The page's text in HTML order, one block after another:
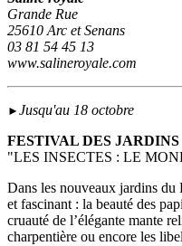
Grande Rue
25610 Arc et Senans
03 81 54 45 13
www.salineroyale.com
► Jusqu'au 18 octobre
FESTIVAL DES JARDINS
"LES INSECTES : LE
Dans les nouveaux jardins
et fascinant : la beauté des
cruauté de l’élégante mante
charpentière ou encore les